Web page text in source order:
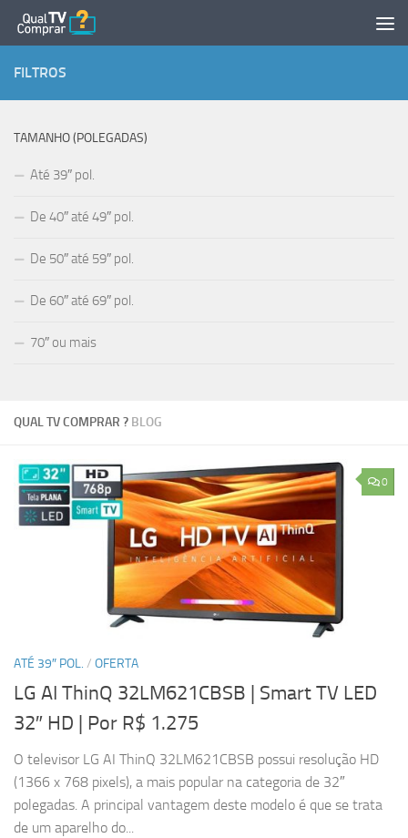
Skip to content
QUAL TV COMPRAR ? BLOG
0
ATÉ 39″ POL. / OFERTA
LG AI ThinQ 32LM621CBSB | Smart TV LED
32″ HD
| Por R$ 1.275
O televisor LG AI ThinQ 32LM621CBSB possui resolução HD
(1366 x 768 pixels), a mais popular na categoria de 32″
polegadas. A principal vantagem deste modelo é que se trata
de um aparelho do...
FILTROS
TAMANHO (POLEGADAS)
Até 39″ pol.
De 40″ até 49″ pol.
De 50″ até 59″ pol.
De 60″ até 69″ pol.
70″ ou mais